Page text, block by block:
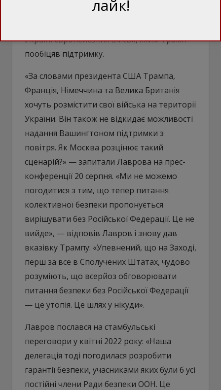
більше не нападе. Звісно, у такому разі не
Україні європейських військ, яким Трамп
пообіцяв підтримку.
«За словами президента США Трампа,
Франція, Німеччина та Велика Британія
хочуть розмістити свої війська на території
України. Він також не відкидає можливості
надання Вашингтоном підтримки з
повітря. Як Москва розцінює такий
сценарій?» — запитали Лаврова на прес-
конференції 20 серпня. «Ми не можемо
погодитися з тим, що тепер питання
колективної безпеки пропонується
вирішувати без Російської Федерації. Це не
вийде», — відповів Лавров і знову дав
вказівку Трампу: «Упевнений, що на Заході,
перш за все в Сполучених Штатах, чудово
розуміють, що всерйоз обговорювати
питання безпеки без Російської Федерації
— це утопія. Це шлях у нікуди».
Лавров послався на стамбульські
переговори у квітні 2022 року: «Наша
делегація тоді погодилася розробити
гарантії безпеки, учасниками яких були б усі
постійні члени Ради безпеки ООН. Це
лайк!